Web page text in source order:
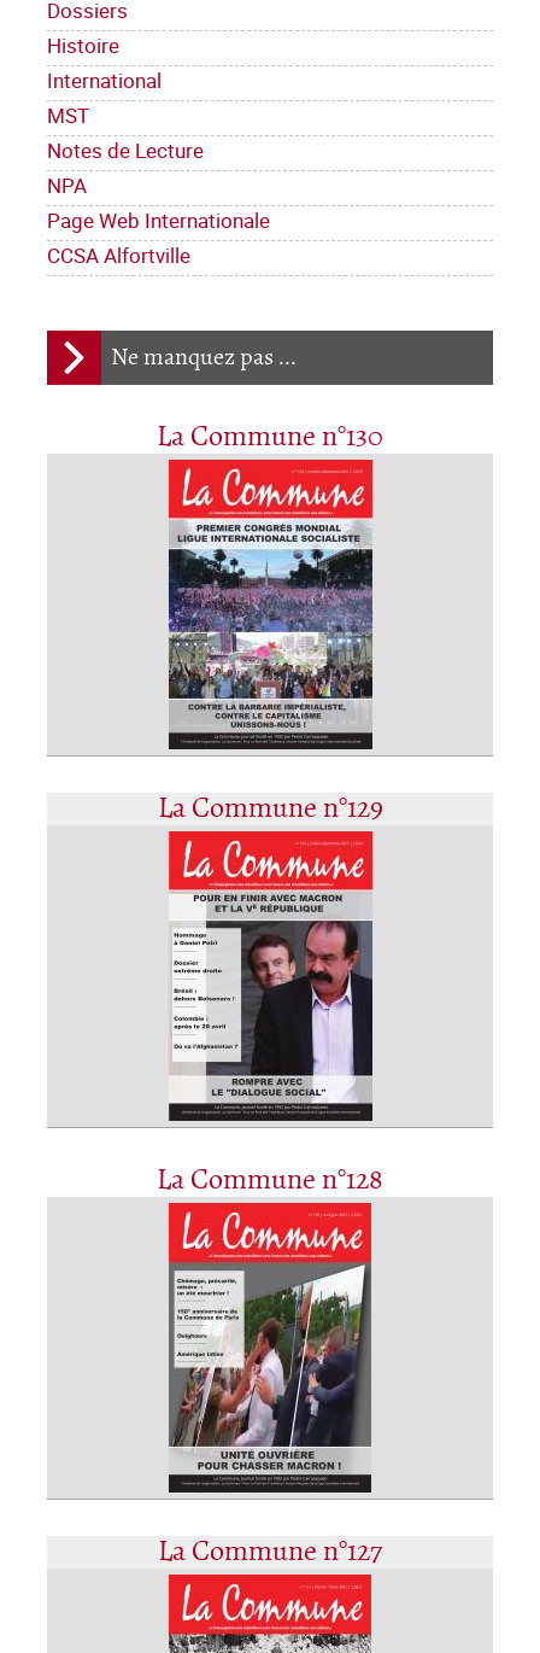
Dossiers
Histoire
International
MST
Notes de Lecture
NPA
Page Web Internationale
CCSA Alfortville
Ne manquez pas ...
La Commune n°130
La Commune n°129
La Commune n°128
La Commune n°127